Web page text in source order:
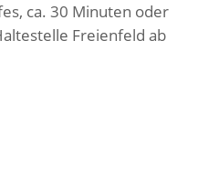
ca. 30 Minuten oder
Freienfeld ab